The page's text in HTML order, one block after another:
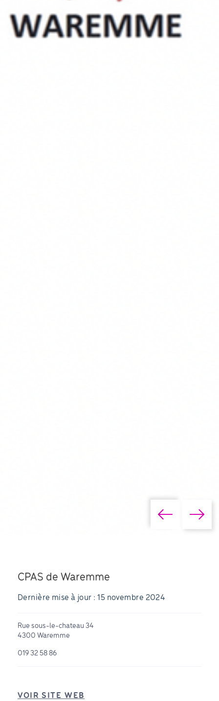
CPAS de Waremme
Dernière mise à jour : 15 novembre 2024
Rue sous-le-chateau 34
4300 Waremme
019 32 58 86
VOIR SITE WEB